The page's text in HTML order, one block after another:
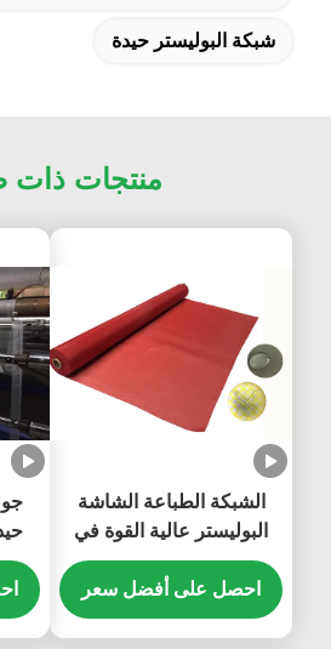
شبكة البوليستر حيدة
منتجات ذات
الشبكة الطباعة الشاشة
البوليستر عالية القوة في
40um مقاومة كيميائية
ممتازة
احصل على أفضل سعر